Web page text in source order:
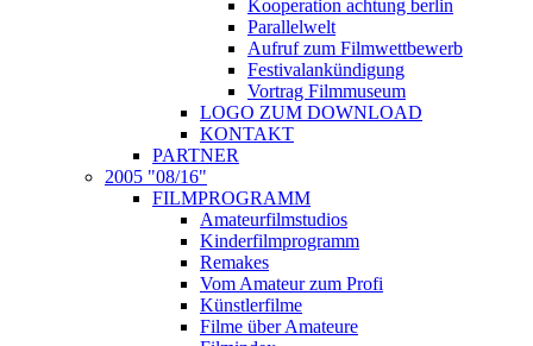
Kooperation achtung berlin
Parallelwelt
Aufruf zum Filmwettbewerb
Festivalankündigung
Vortrag Filmmuseum
LOGO ZUM DOWNLOAD
KONTAKT
PARTNER
2005 "08/16"
FILMPROGRAMM
Amateurfilmstudios
Kinderfilmprogramm
Remakes
Vom Amateur zum Profi
Künstlerfilme
Filme über Amateure